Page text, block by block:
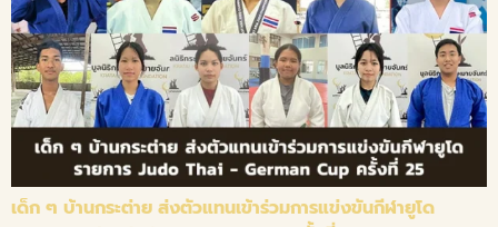
เด็ก ๆ บ้านกระต่าย ส่งตัวแทนเข้าร่วมการแข่งขันกีฬายูโด